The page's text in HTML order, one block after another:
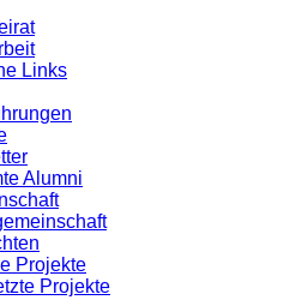
Links
Alumni
Projekte
Projekte